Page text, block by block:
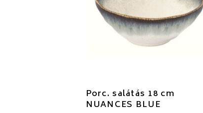
Porc. salátás 18 cm
NUANCES BLUE